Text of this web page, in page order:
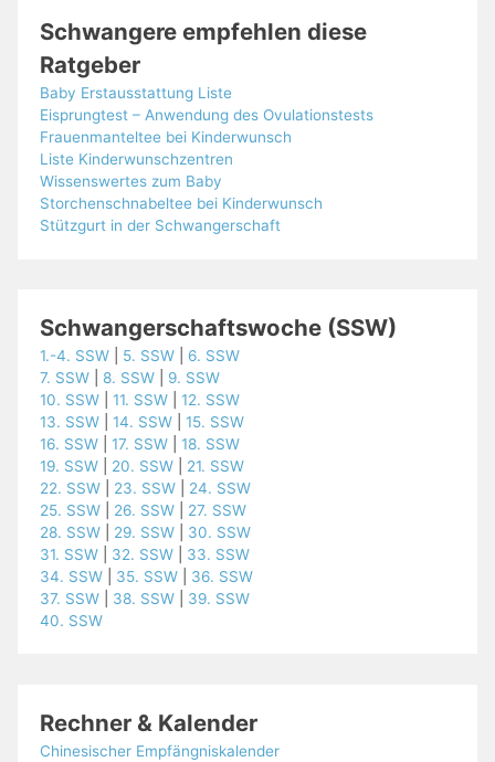
Schwangere empfehlen diese
Ratgeber
Baby Erstausstattung Liste
Eisprungtest – Anwendung des Ovulationstests
Frauenmanteltee bei Kinderwunsch
Liste Kinderwunschzentren
Wissenswertes zum Baby
Storchenschnabeltee bei Kinderwunsch
Stützgurt in der Schwangerschaft
Schwangerschaftswoche (SSW)
1.-4. SSW 5. SSW
6. SSW
7. SSW
8. SSW
9. SSW
10. SSW |11. SSW |12. SSW
13. SSW |14. SSW |15. SSW
16. SSW |17. SSW |18. SSW
19. SSW
20. SSW
21. SSW
22. SSW
23. SSW
24. SSW
25. SSW
26. SSW
27. SSW
28. SSW
29. SSW
30. SSW
31. SSW
32. SSW
33. SSW
34. SSW
35. SSW
36. SSW
37. SSW
38. SSW
39. SSW
40. SSW
Rechner & Kalender
Chinesischer Empfängniskalender